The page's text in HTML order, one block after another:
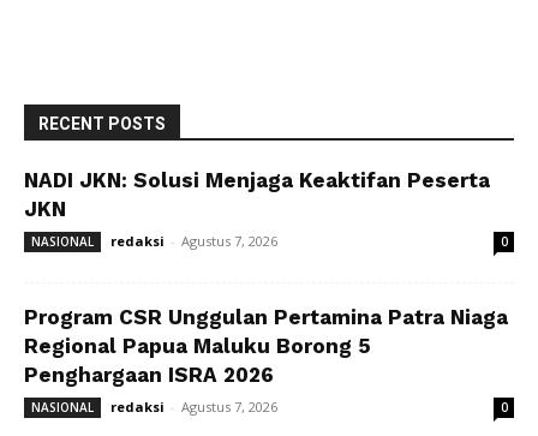
RECENT POSTS
NADI JKN: Solusi Menjaga Keaktifan Peserta
JKN
NASIONAL redaksi - Agustus 7, 2026 0
Program CSR Unggulan Pertamina Patra Niaga
Regional Papua Maluku Borong 5
Penghargaan ISRA 2026
NASIONAL redaksi - Agustus 7, 2026 0